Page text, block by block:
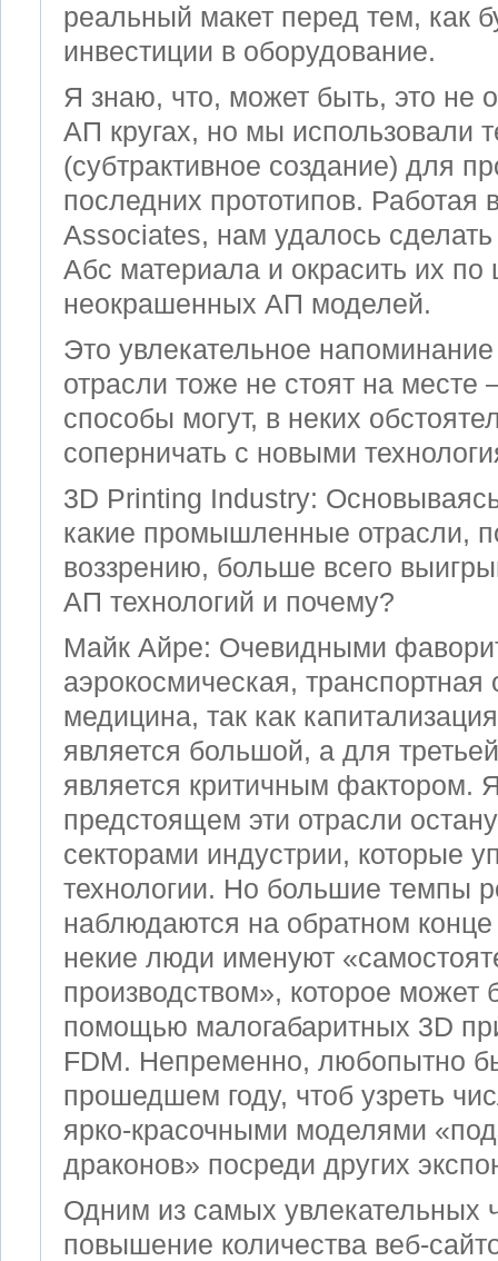
реальный макет перед тем, как
инвестиции в оборудование.
Я знаю, что, может быть, это не
AП кругах, но мы использовали
(субтрактивное создание) для
последних прототипов. Работая
Associates, нам удалось сделать
Абс материала и окрасить их
неокрашенных AП моделей.
Это увлекательное
отрасли тоже не стоят на месте
способы могут, в неких
соперничать с новыми
3D Printing Industry:
какие промышленные отрасли,
воззрению, больше всего
AП технологий и почему?
Майк Айре: Очевидными
аэрокосмическая, транспортная
медицина, так как
является большой, а для
является критичным фактором.
предстоящем эти отрасли
секторами индустрии, которые
технологии. Но большие темпы
наблюдаются на обратном
некие люди именуют
производством», которое может
помощью малогабаритных 3D
FDM. Непременно, любопытно
прошедшем году, чтоб узреть
ярко-красочными моделями
драконов» посреди других
Одним из самых увлекательных
повышение количества веб-